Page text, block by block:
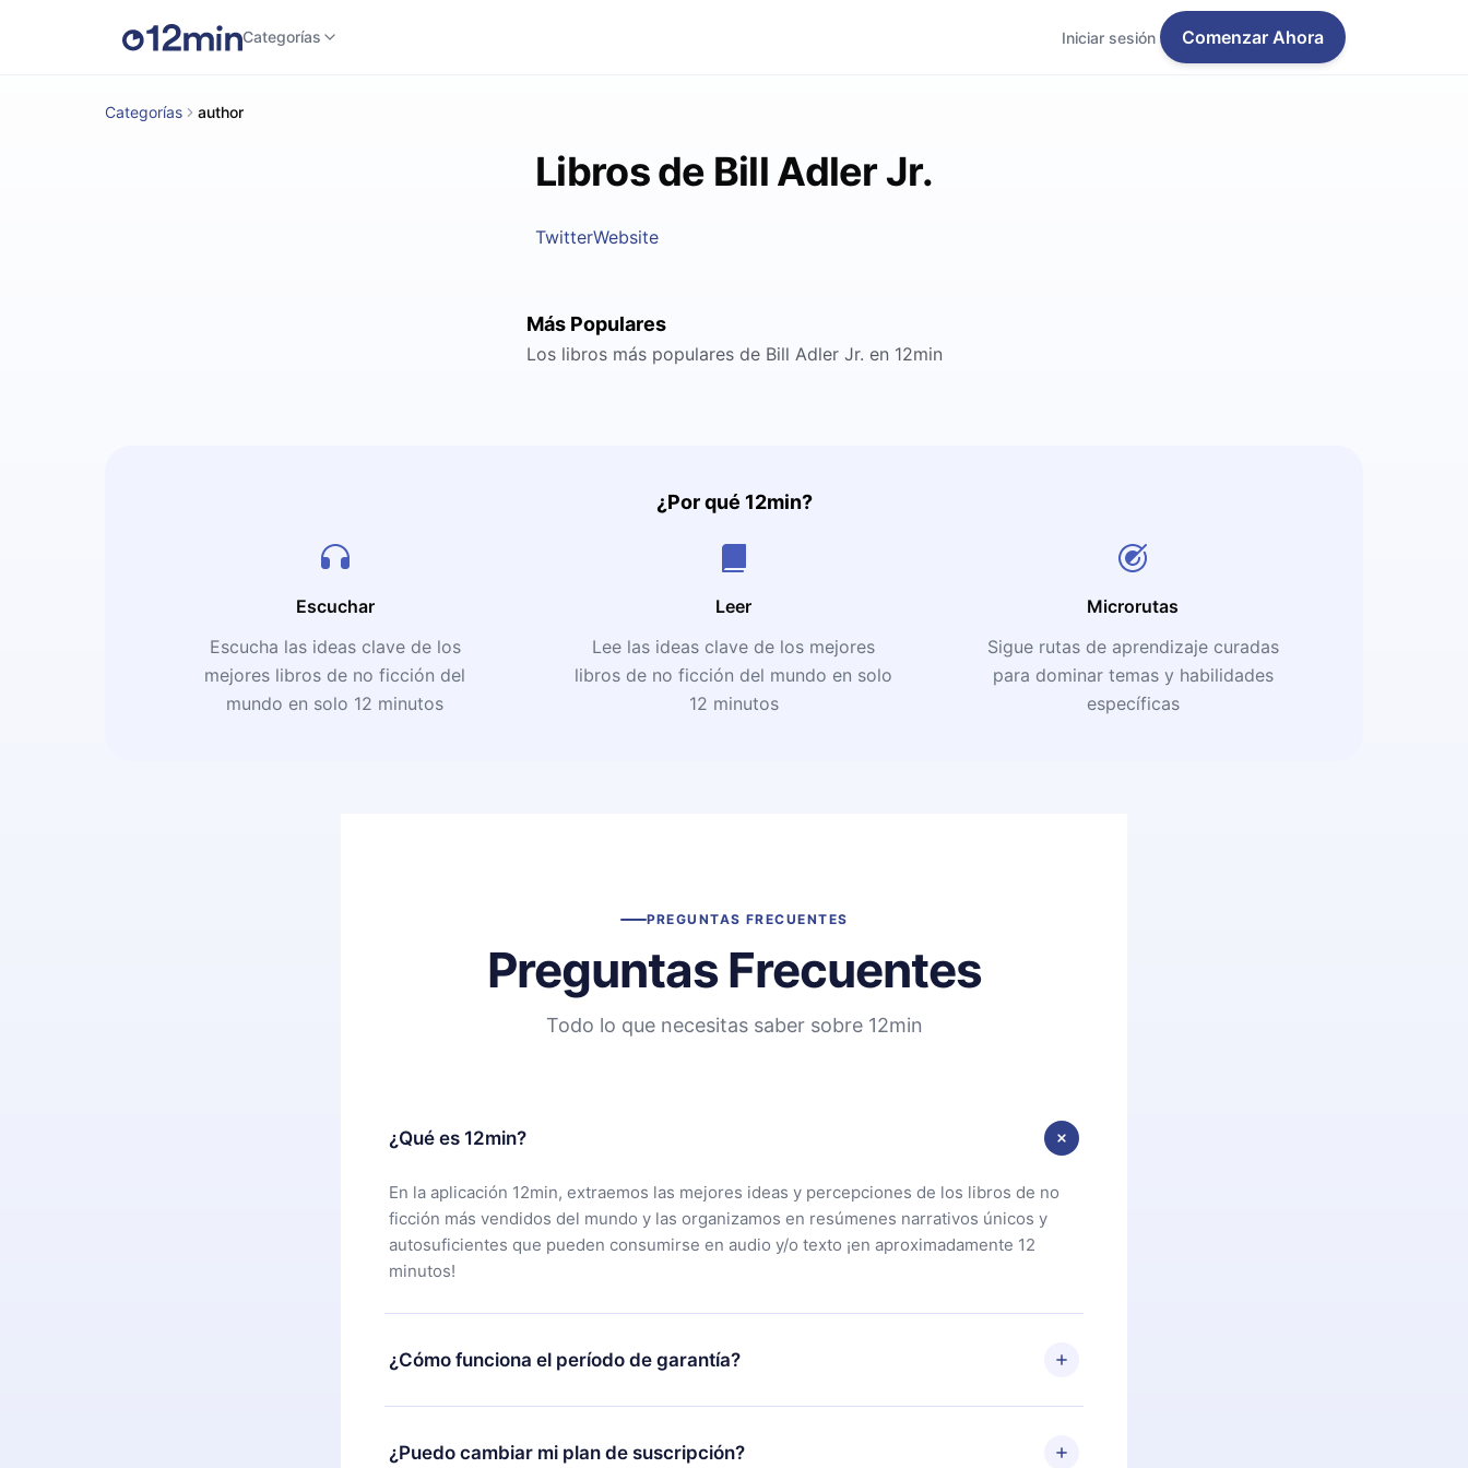
Categorías Iniciar sesión Comenzar Ahora
Categorías author
Libros de Bill Adler Jr.
TwitterWebsite
Más Populares
Los libros más populares de Bill Adler Jr. en 12min
¿Por qué 12min?
Escuchar
Escucha las ideas clave de los
mejores libros de no ficción del
mundo en solo 12 minutos
Leer
Lee las ideas clave de los mejores
libros de no ficción del mundo en solo
12 minutos
Microrutas
Sigue rutas de aprendizaje curadas
para dominar temas y habilidades
específicas
PREGUNTAS FRECUENTES
Preguntas Frecuentes
Todo lo que necesitas saber sobre 12min
¿Qué es 12min?
En la aplicación 12min, extraemos las mejores ideas y percepciones de los libros de no
ficción más vendidos del mundo y las organizamos en resúmenes narrativos únicos y
autosuficientes que pueden consumirse en audio y/o texto ¡en aproximadamente 12
minutos!
¿Cómo funciona el período de garantía?
Puedes descargar nuestra aplicación y comenzar a disfrutar de nuestra biblioteca. Si por
alguna razón no estás satisfecho con nuestra plataforma, simplemente contacta a
¿Puedo cambiar mi plan de suscripción?